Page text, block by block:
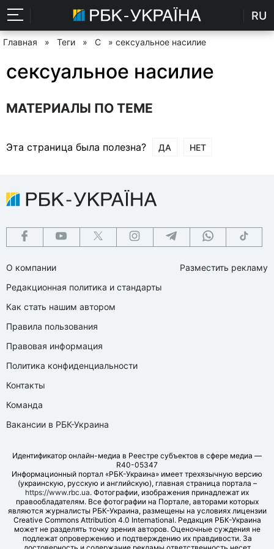
RU
Главная » Теги » С » сексуальное насилие
сексуальное насилие
МАТЕРИАЛЫ ПО ТЕМЕ
Эта страница была полезна? ДА НЕТ
О компании
Редакционная политика и стандарты
Как стать нашим автором
Правила пользования
Правовая информация
Политика конфиденциальности
Контакты
Команда
Вакансии в РБК-Украина
Разместить рекламу
Идентификатор онлайн-медиа в Реестре субъектов в сфере медиа —
R40-05347
Информационный портал «РБК-Украина» имеет трехязычную версию
(украинскую, русскую и английскую), главная страница портала –
https://www.rbc.ua. Фотографии, изображения принадлежат их
правообладателям. Все фотографии на Портале, авторами которых
являются журналисты РБК-Украина, размещены на условиях лицензии
Creative Commons Attribution 4.0 International. Редакция РБК-Украина
может не разделять точку зрения авторов. Оценочные суждения не
подлежат опровержению и подтверждению их правдивости. За